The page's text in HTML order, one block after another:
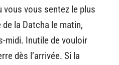
vous sentez le plus
la Datcha le matin,
midi. Inutile de vouloir
dès l’arrivée. Si la